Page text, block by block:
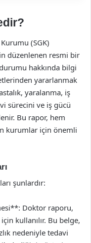
(SGK)
düzenlenen resmi bir
hakkında bilgi
yararlanmak
yaralanma, iş
sürecini ve iş gücü
Bu rapor, hem
kurumlar için önemli
şunlardır:
Doktor raporu,
kullanılır. Bu belge,
nedeniyle tedavi